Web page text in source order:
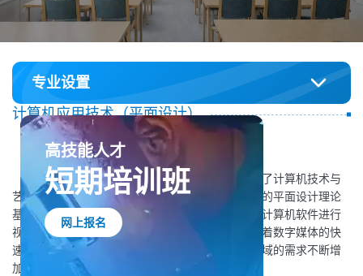
专业设置
计算机应用技术（平面设计）
专业概述
计算机应用技术（平面设计）专业是一门融合了计算机技术与
艺术设计的综合性学科。该专业旨在培养具备扎实的平面设计理论
基础和实践技能的高素质技术人才，能够熟练运用计算机软件进行
视觉传达设计、广告设计、多媒体设计等工作。随着数字媒体的快
速发展，平面设计在广告、影视、动漫、游戏等领域的需求不断增
加，该专业为学生提供了广阔的职业发展空间。
高技能人才
短期培训班
网上报名